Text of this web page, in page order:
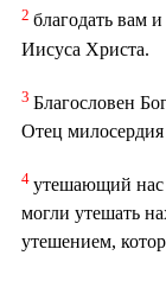
2 благодать вам
Иисуса Христа.
3 Благословен
Отец
4 утешающий нас
могли утешать
утешением,